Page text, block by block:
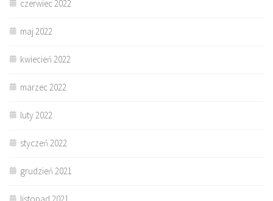
czerwiec 2022
maj 2022
kwiecień 2022
marzec 2022
luty 2022
styczeń 2022
grudzień 2021
listopad 2021